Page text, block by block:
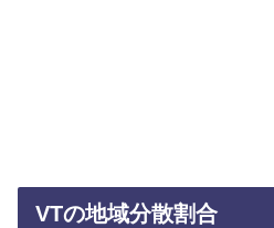
VTの地域分散割合